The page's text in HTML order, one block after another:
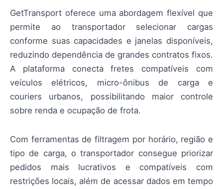
GetTransport oferece uma abordagem flexível que
permite ao transportador selecionar cargas
conforme suas capacidades e janelas disponíveis,
reduzindo dependência de grandes contratos fixos.
A plataforma conecta fretes compatíveis com
veículos elétricos, micro-ônibus de carga e
couriers urbanos, possibilitando maior controle
sobre renda e ocupação de frota.
Com ferramentas de filtragem por horário, região e
tipo de carga, o transportador consegue priorizar
pedidos mais lucrativos e compatíveis com
restrições locais, além de acessar dados em tempo